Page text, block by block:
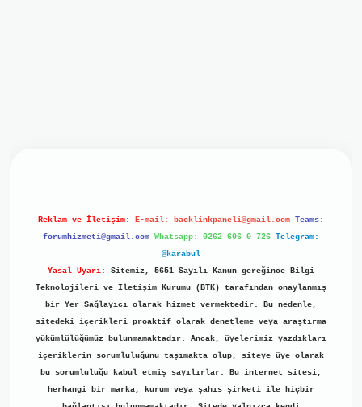
Reklam ve İletişim: E-mail: backlinkpaneli@gmail.com Teams:
forumhizmeti@gmail.com Whatsapp: 0262 606 0 726 Telegram:
@karabul
Yasal Uyarı:
Sitemiz, 5651 Sayılı Kanun gereğince Bilgi
Teknolojileri ve İletişim Kurumu (BTK) tarafından onaylanmış
bir Yer Sağlayıcı olarak hizmet vermektedir. Bu nedenle,
sitedeki içerikleri proaktif olarak denetleme veya araştırma
yükümlülüğümüz bulunmamaktadır. Ancak, üyelerimiz yazdıkları
içeriklerin sorumluluğunu taşımakta olup, siteye üye olarak
bu sorumluluğu kabul etmiş sayılırlar. Bu internet sitesi,
herhangi bir marka, kurum veya şahıs şirketi ile hiçbir